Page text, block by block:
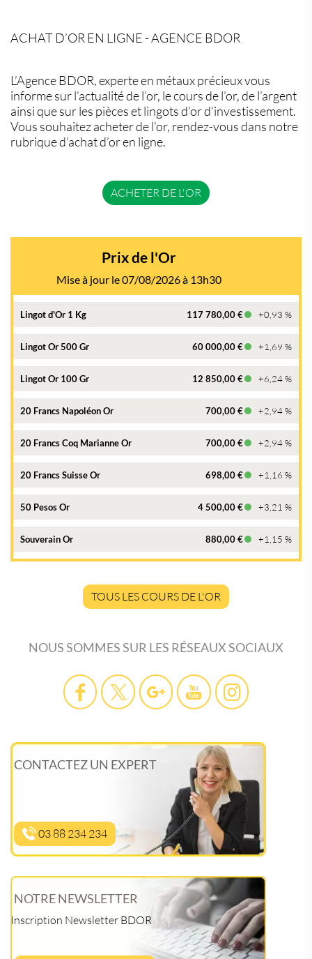
ACHAT D’OR EN LIGNE - AGENCE BDOR
L’Agence BDOR, experte en métaux précieux vous
informe sur l’actualité de l’or, le cours de l’or, de l’argent
ainsi que sur les pièces et lingots d’or d’investissement.
Vous souhaitez acheter de l’or, rendez-vous dans notre
rubrique d’achat d’or en ligne.
ACHETER DE L'OR
Prix de l'Or
Mise à jour le 07/08/2026 à 13h30
Lingot d'Or 1 Kg 117 780,00 € +0,93 %
Lingot Or 500 Gr 60 000,00 € +1,69 %
Lingot Or 100 Gr 12 850,00 € +6,24 %
20 Francs Napoléon Or 700,00 € +2,94 %
20 Francs Coq Marianne Or 700,00 € +2,94 %
20 Francs Suisse Or 698,00 € +1,16 %
50 Pesos Or 4 500,00 € +3,21 %
Souverain Or 880,00 € +1,15 %
TOUS LES COURS DE L'OR
NOUS SOMMES SUR LES RÉSEAUX SOCIAUX
CONTACTEZ UN EXPERT
03 88 234 234
NOTRE NEWSLETTER
Inscription Newsletter BDOR